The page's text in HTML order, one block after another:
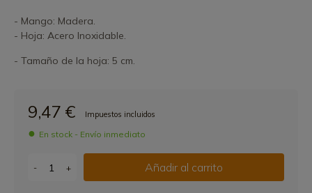
- Mango: Madera.
- Hoja: Acero Inoxidable.
- Tamaño de la hoja: 5 cm.
9,47 € Impuestos incluidos
En stock - Envío inmediato
- + Añadir al carrito